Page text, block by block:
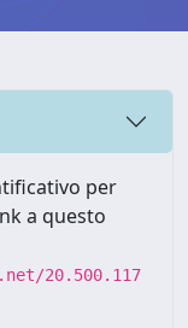
per
a questo
20.500.117